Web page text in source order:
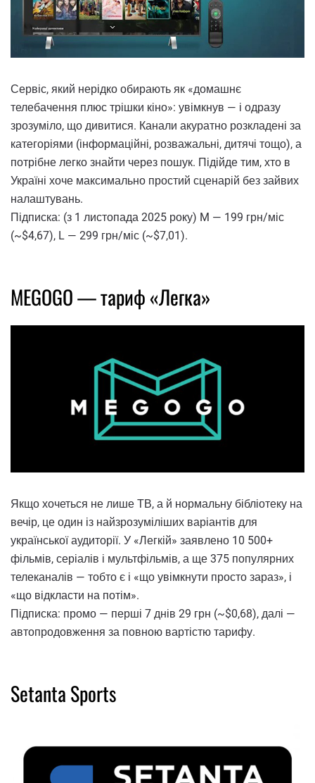
Сервіс, який нерідко обирають як «домашнє
телебачення плюс трішки кіно»: увімкнув — і одразу
зрозуміло, що дивитися. Канали акуратно розкладені за
категоріями (інформаційні, розважальні, дитячі тощо), а
потрібне легко знайти через пошук. Підійде тим, хто в
Україні хоче максимально простий сценарій без зайвих
налаштувань.
Підписка: (з 1 листопада 2025 року) M — 199 грн/міс
(~$4,67), L — 299 грн/міс (~$7,01).
MEGOGO — тариф «Легка»
Якщо хочеться не лише ТВ, а й нормальну бібліотеку на
вечір, це один із найзрозуміліших варіантів для
української аудиторії. У «Легкій» заявлено 10 500+
фільмів, серіалів і мультфільмів, а ще 375 популярних
телеканалів — тобто є і «що увімкнути просто зараз», і
«що відкласти на потім».
Підписка: промо — перші 7 днів 29 грн (~$0,68), далі —
автопродовження за повною вартістю тарифу.
Setanta Sports